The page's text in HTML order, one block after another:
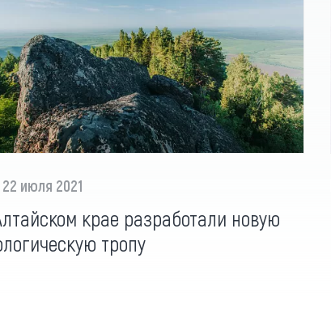
22 июля 2021
крае разработали новую
тропу